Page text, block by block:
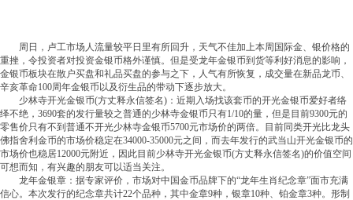
周日，卢工市场人流量较平日里有所回升，天气不佳加上本周国际金、银价格的
重挫，令投资者对投资金银币格外谨慎。但是受龙年金银币到货等利好消息的影响，
金银币板块在散户买盘和礼品买盘的参与之下，人气有所恢复，成交量在新品龙币、
辛亥革命100周年金银币以及衍生品的带动下逐步放大。
少林寺开光金银币(方丈释永信签名)：近期入场找该套币的开光金银币爱好者络
绎不绝，3690套的发行量较之普通的少林寺金银币只有1/10的量，但是目前9300元的
零售价只有不到普通不开光少林寺金银币5700元市场价的两倍。目前同类开光比龙头
佛指舍利金币的市场价稳定在34000-35000元之间，而去年发行的武当山开光金银币的
市场价也稳居12000元附近，因此目前少林寺开光金银币(方丈释永信签名)的价值空间
可想而知，有兴趣的朋友可以适当关注。
龙年金银章：据专家评价，市场对中国金币品牌下的“龙年生肖纪念章”面市充满
信心。本次发行的纪念章共计22个品种，其中金章9种，银章10种、铂金章3种。形制